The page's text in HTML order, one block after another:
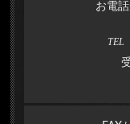
お電
TEL